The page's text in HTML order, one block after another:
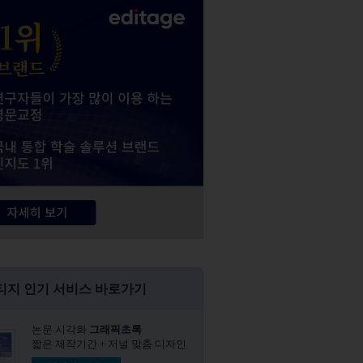
지 인기 서비스 바로가기
논문 시각화 그래픽초록​
짧은 제작기간 + 저널 맞춤 디자인